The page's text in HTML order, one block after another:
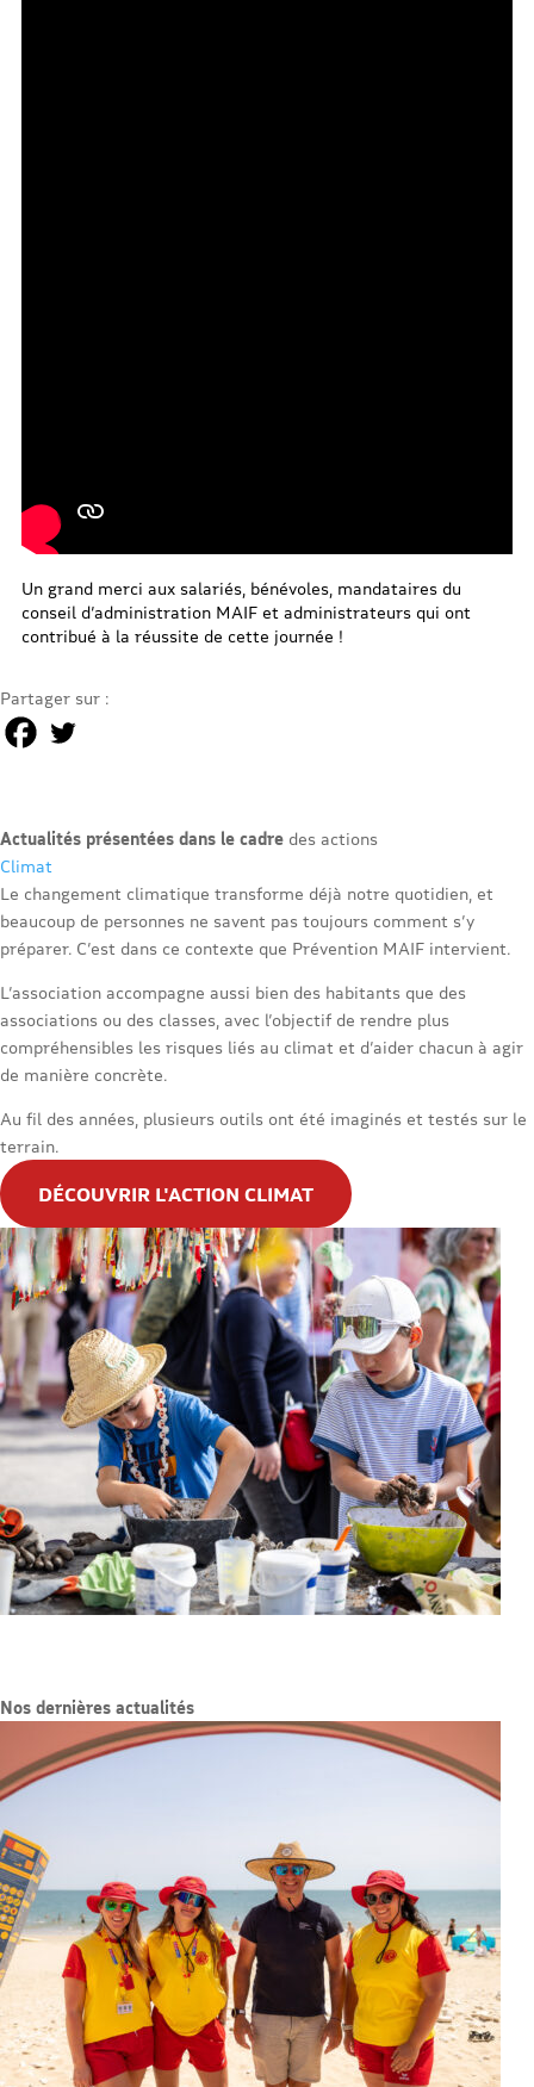
Un grand merci aux salariés, bénévoles, mandataires du
conseil d’administration MAIF et administrateurs qui ont
contribué à la réussite de cette journée !
Partager sur :
Actualités présentées dans le cadre des actions
Climat
Le changement climatique transforme déjà notre quotidien, et
beaucoup de personnes ne savent pas toujours comment s’y
préparer. C’est dans ce contexte que Prévention MAIF intervient.
L’association accompagne aussi bien des habitants que des
associations ou des classes, avec l’objectif de rendre plus
compréhensibles les risques liés au climat et d’aider chacun à agir
de manière concrète.
Au fil des années, plusieurs outils ont été imaginés et testés sur le
terrain.
DÉCOUVRIR L'ACTION CLIMAT
Nos dernières actualités